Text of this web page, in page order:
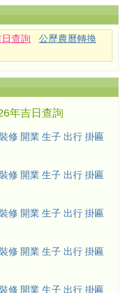
查詢
公歷農曆轉換
年吉日查詢
裝修 開業 生子 出行 掛匾
裝修 開業 生子 出行 掛匾
裝修 開業 生子 出行 掛匾
裝修 開業 生子 出行 掛匾
裝修 開業 生子 出行 掛匾